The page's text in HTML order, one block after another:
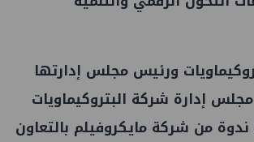
ورئيس مجلس إدارتها
إدارة شركة البتروكيماويات
من شركة مايكروفيلم بالتعاون